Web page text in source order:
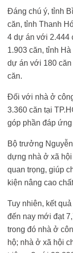
Đáng chú ý, tỉnh
căn, tỉnh Thanh
4 dự án với 2.444
1.903 căn, tỉnh
dự án với 180 căn
căn.
Đối với nhà ở
3.360 căn tại
góp phần đáp
Bộ trưởng
dựng nhà ở xã
quan trọng, giúp
kiện nâng cao
Tuy nhiên, kết
đến nay mới đạt
trong đó nhà ở
hộ; nhà ở xã hội